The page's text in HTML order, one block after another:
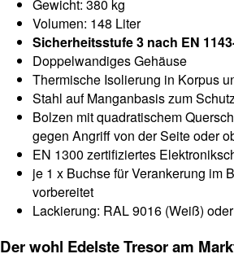
Gewicht: 380 kg
Volumen: 148 Liter
Sicherheitsstufe 3 nach EN
Doppelwandiges Gehäuse
Thermische Isolierung in Korpus
Stahl auf Manganbasis zum
Bolzen mit quadratischem
gegen Angriff von der Seite oder
EN 1300 zertifiziertes
je 1 x Buchse für Verankerung im
vorbereitet
Lackierung: RAL 9016 (Weiß)
Der wohl Edelste Tresor am